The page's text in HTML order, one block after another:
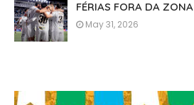
FÉRIAS FORA DA ZONA
May 31, 2026